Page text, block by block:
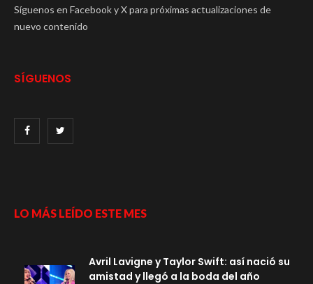
Síguenos en Facebook y X para próximas actualizaciones de
nuevo contenido
SÍGUENOS
LO MÁS LEÍDO ESTE MES
Avril Lavigne y Taylor Swift: así nació su
amistad y llegó a la boda del año